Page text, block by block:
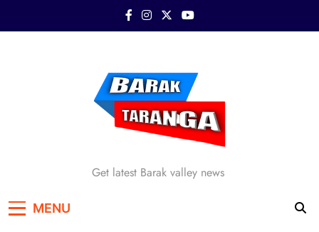
Barak Taranga
Get latest Barak valley news
MENU